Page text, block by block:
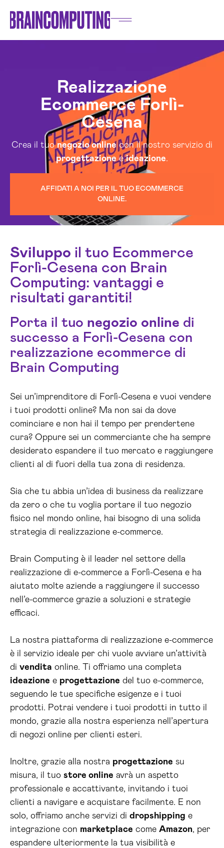
Realizzazione
Ecommerce Forlì-
Cesena
Crea il tuonegozio online con il nostro servizio di
progettazioneeideazione.
AFFIDATI A NOI PER IL TUO ECOMMERCE
ONLINE.
Sviluppo il tuo Ecommerce
Forlì-Cesena con Brain
Computing: vantaggi e
risultati garantiti!
Porta il tuo negozio online di
successo a Forlì-Cesena con
realizzazione ecommerce di
Brain Computing
Sei un’imprenditore di Forlì-Cesena e vuoi vendere
i tuoi prodotti online? Ma non sai da dove
cominciare e non hai il tempo per prendertene
cura? Oppure sei un commerciante che ha sempre
desiderato espandere il tuo mercato e raggiungere
clienti al di fuori della tua zona di residenza.
Sia che tu abbia un’idea di business da realizzare
da zero o che tu voglia portare il tuo negozio
fisico nel mondo online, hai bisogno di una solida
strategia di realizzazione e-commerce.
Brain Computing è il leader nel settore della
realizzazione di e-commerce a Forlì-Cesena e ha
aiutato molte aziende a raggiungere il successo
nell’e-commerce grazie a soluzioni e strategie
efficaci.
La nostra piattaforma di realizzazione e-commerce
è il servizio ideale per chi vuole avviare un’attività
di vendita online. Ti offriamo una completa
ideazione e progettazione del tuo e-commerce,
seguendo le tue specifiche esigenze e i tuoi
prodotti. Potrai vendere i tuoi prodotti in tutto il
mondo, grazie alla nostra esperienza nell’apertura
di negozi online per clienti esteri.
Inoltre, grazie alla nostra progettazione su
misura, il tuo store online avrà un aspetto
professionale e accattivante, invitando i tuoi
clienti a navigare e acquistare facilmente. E non
solo, offriamo anche servizi di dropshipping e
integrazione con marketplace come Amazon, per
espandere ulteriormente la tua visibilità e